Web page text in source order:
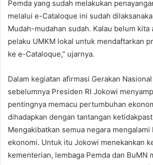
Pemda yang sudah melakukan
melalui e-Cataloque ini sudah
Mudah-mudahan sudah. Kalau belum kita
pelaku UMKM lokal untuk mendaftarkan
ke e-Cataloque,” ujarnya.
Dalam kegiatan afirmasi Gerakan Nasional
sebelumnya Presiden RI Jokowi
pentingnya memacu pertumbuhan
dihadapkan dengan tantangan
Mengakibatkan semua negara mengalami
ekonomi. Untuk itu Jokowi menekankan
kementerian, lembaga Pemda dan BuMN